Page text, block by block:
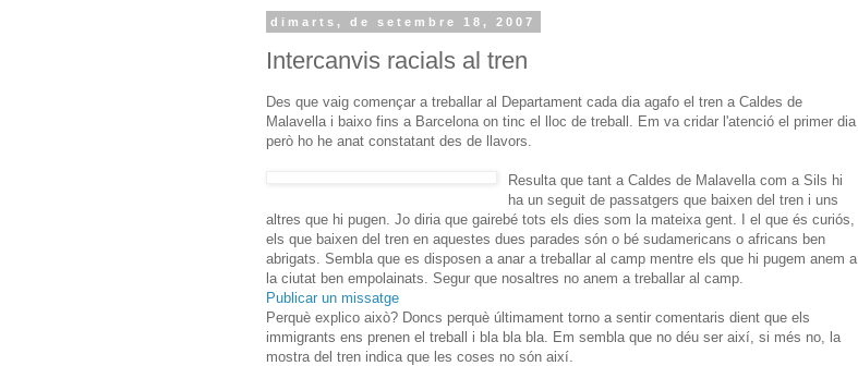
dimarts, de setembre 18, 2007
Intercanvis racials al tren
Des que vaig començar a treballar al Departament cada dia agafo el tren a Caldes de
Malavella i baixo fins a Barcelona on tinc el lloc de treball. Em va cridar l'atenció el primer dia
però ho he anat constatant des de llavors.
Resulta que tant a Caldes de Malavella com a Sils hi
ha un seguit de passatgers que baixen del tren i uns
altres que hi pugen. Jo diria que gairebé tots els dies som la mateixa gent. I el que és curiós,
els que baixen del tren en aquestes dues parades són o bé sudamericans o africans ben
abrigats. Sembla que es disposen a anar a treballar al camp mentre els que hi pugem anem a
la ciutat ben empolainats. Segur que nosaltres no anem a treballar al camp.
Publicar un missatge
Perquè explico això? Doncs perquè últimament torno a sentir comentaris dient que els
immigrants ens prenen el treball i bla bla bla. Em sembla que no déu ser així, si més no, la
mostra del tren indica que les coses no són així.